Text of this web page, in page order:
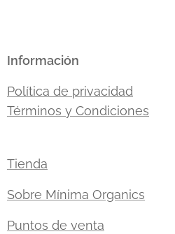
Información
Política de privacidad
Términos y Condiciones
Tienda
Sobre Mínima Organics
Puntos de venta